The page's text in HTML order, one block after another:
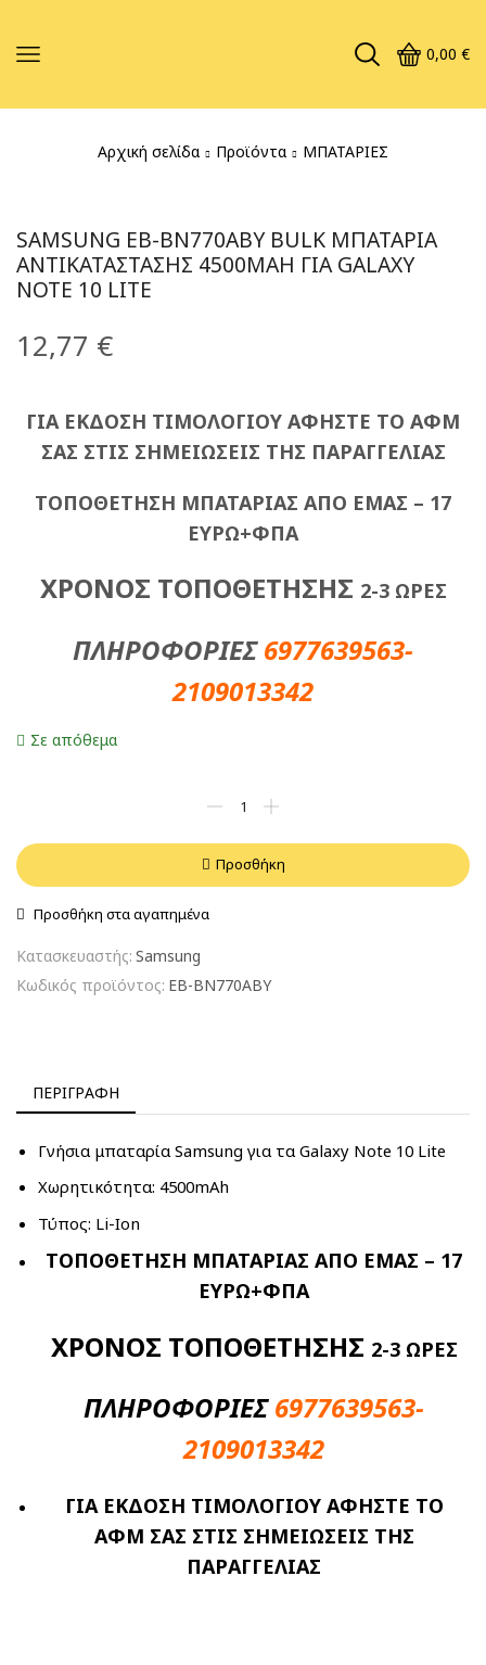
0,00 €
Αρχική σελίδα Προϊόντα ΜΠΑΤΑΡΙΕΣ
SAMSUNG EB-BN770ABY BULK ΜΠΑΤΑΡΊΑ
ΑΝΤΙΚΑΤΆΣΤΑΣΗΣ 4500MAH ΓΙΑ GALAXY
NOTE 10 LITE
12,77 €
ΓΙΑ ΕΚΔΟΣΗ ΤΙΜΟΛΟΓΙΟΥ ΑΦΗΣΤΕ ΤΟ ΑΦΜ
ΣΑΣ ΣΤΙΣ ΣΗΜΕΙΩΣΕΙΣ ΤΗΣ ΠΑΡΑΓΓΕΛΙΑΣ
ΤΟΠΟΘΕΤΗΣΗ ΜΠΑΤΑΡΙΑΣ ΑΠΟ ΕΜΑΣ – 17
ΕΥΡΩ+ΦΠΑ
ΧΡΟΝΟΣ ΤΟΠΟΘΕΤΗΣΗΣ 2-3 ΩΡΕΣ
ΠΛΗΡΟΦΟΡΙΕΣ6977639563-
2109013342
Σε απόθεμα
Προσθήκη
Προσθήκη στα αγαπημένα
Κατασκευαστής: Samsung
Κωδικός προϊόντος: EB-BN770ABY
ΠΕΡΙΓΡΑΦΉ
Γνήσια μπαταρία Samsung για τα Galaxy Note 10 Lite
Χωρητικότητα: 4500mAh
Τύπος: Li-Ion
ΤΟΠΟΘΕΤΗΣΗ ΜΠΑΤΑΡΙΑΣ ΑΠΟ ΕΜΑΣ – 17
ΕΥΡΩ+ΦΠΑ
ΧΡΟΝΟΣ ΤΟΠΟΘΕΤΗΣΗΣ 2-3 ΩΡΕΣ
ΠΛΗΡΟΦΟΡΙΕΣ6977639563-
2109013342
ΓΙΑ ΕΚΔΟΣΗ ΤΙΜΟΛΟΓΙΟΥ ΑΦΗΣΤΕ ΤΟ
ΑΦΜ ΣΑΣ ΣΤΙΣ ΣΗΜΕΙΩΣΕΙΣ ΤΗΣ
ΠΑΡΑΓΓΕΛΙΑΣ